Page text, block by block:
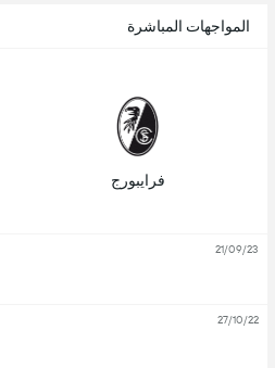
المواجهات المباشرة
فرايبورج
21/09/23
27/10/22